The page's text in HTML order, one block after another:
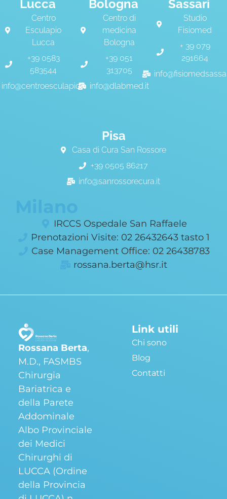
Lucca
Centro
Esculapio
Lucca
+39 0583
583544
info@centroesculapio.it
Bologna
Centro di
medicina
Bologna
+39 051
313705
info@dlabmed.it
Sassari
Studio
Fisiomed
+ 39 079
291664
Pisa
Casa di Cura San Rossore
+39 0505 86217
info@sanrossorecura.it
IRCCS Ospedale San Raffaele
Prenotazioni Visite: 02 26432643 tasto 1
Case Management Office: 02 26438783
rossana.berta@hsr.it
Rossana Berta,
M.D., FASMBS
Chirurgia
Bariatrica e
della Parete
Addominale
Albo Provinciale
dei Medici
Chirurghi di
LUCCA (Ordine
della Provincia
Link utili
Chi sono
Blog
Contatti